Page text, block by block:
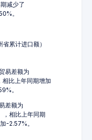
减少了
。
累计进口额）
易差额为
比上年同期增加
。
差额为
相比上年同期
-2.57%。